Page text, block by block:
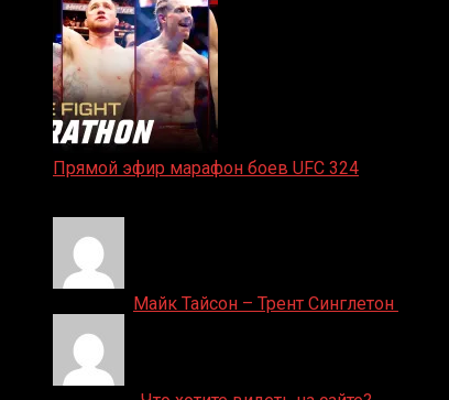
Прямой эфир марафон боев UFC 324
Майк Тайсон – Трент Синглетон